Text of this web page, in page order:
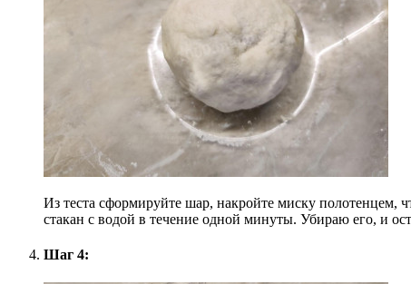
Из теста сформируйте шар, накройте миску полотенцем,
стакан с водой в течение одной минуты. Убираю его, и
Шаг 4: